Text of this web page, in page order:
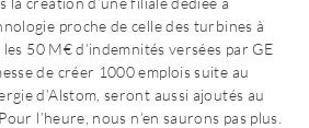
proche de celle des turbines à
50 M€ d’indemnités versées par GE
de créer 1000 emplois suite au
d’Alstom, seront aussi ajoutés au
l’heure, nous n’en saurons pas plus.